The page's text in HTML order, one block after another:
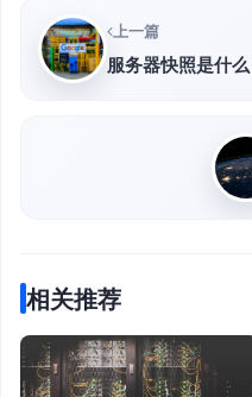
上一篇
服务器快照是什
相关推荐